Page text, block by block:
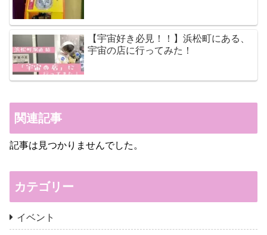
【宇宙好き必見！！】浜松町にある、
宇宙の店に行ってみた！
関連記事
記事は見つかりませんでした。
カテゴリー
イベント